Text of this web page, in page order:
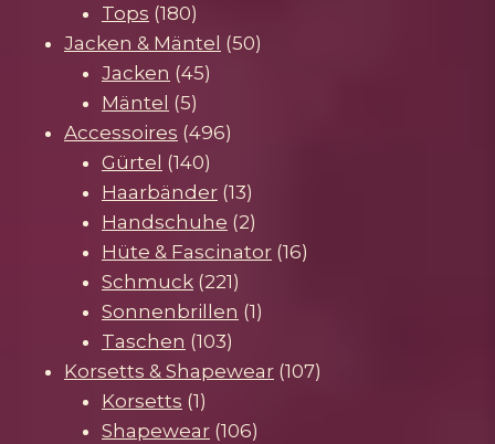
Tops 180180
Produkte
Jacken & Mäntel 5050
Jacken 4545
Mäntel 55
Produkte
Accessoires 496496
Gürtel 140140
Produkte
Haarbänder 1313
Produkte
Handschuhe 22
Produkte
Hüte & Fascinator 1616
Schmuck 221221
Produkte
Sonnenbrillen 11
Taschen 103103
Produkte
Korsetts & Shapewear 107107
Korsetts 11
Produkt
Shapewear 106106